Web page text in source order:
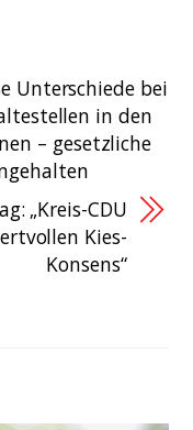
Unterschiede bei
in den
– gesetzliche
„Kreis-CDU
Kies-
Konsens“